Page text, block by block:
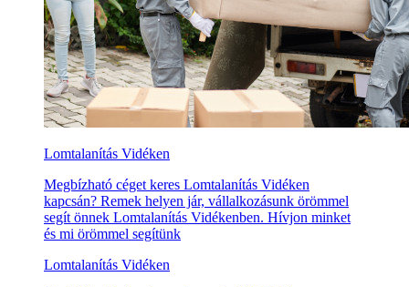
Lomtalanítás Vidéken
Megbízható céget keres Lomtalanítás Vidéken
kapcsán? Remek helyen jár, vállalkozásunk örömmel
segít önnek Lomtalanítás Vidékenben. Hívjon minket
és mi örömmel segítünk
Lomtalanítás Vidéken